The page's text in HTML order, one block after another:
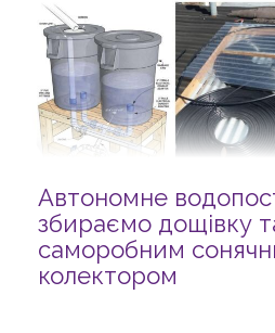
Автономне
збираємо дощівку
саморобним
колектором